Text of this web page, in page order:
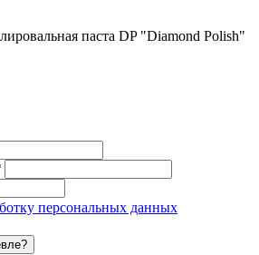
паста DP "Diamond Polish"
персональных данных